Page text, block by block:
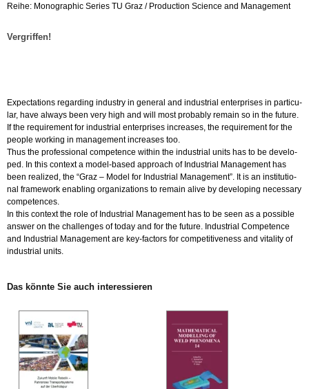
Reihe: Mo­no­gra­phic Se­ries TU Graz / Pro­duc­tion Sci­ence and Ma­nage­ment
Ver­grif­fen!
Ex­pec­ta­ti­ons re­gar­ding in­dus­try in ge­ne­ral and in­dus­tri­al en­t­er­pri­ses in par­ti­cu­
lar, have al­ways been very high and will most pro­bab­ly re­main so in the fu­ture.
If the re­qui­re­ment for in­dus­tri­al en­t­er­pri­ses in­crea­ses, the re­qui­re­ment for the
peop­le working in ma­nage­ment in­crea­ses too.
Thus the pro­fes­sio­nal com­pe­tence wi­t­hin the in­dus­tri­al units has to be de­ve­l­o­
ped. In this con­text a mo­del-ba­sed ap­proach of In­dus­tri­al Ma­nage­ment has
been rea­li­zed, the “Graz – Model for In­dus­tri­al Ma­nage­ment”. It is an in­sti­tu­tio­
nal frame­work en­ab­ling or­ga­niza­t­i­ons to re­main alive by de­ve­lo­ping ne­cessa­ry
com­pe­ten­ces.
In this con­text the role of In­dus­tri­al Ma­nage­ment has to be seen as a pos­si­ble
an­s­wer on the chal­len­ges of today and for the fu­ture. In­dus­tri­al Com­pe­tence
and In­dus­tri­al Ma­nage­ment are key-fac­tors for com­pe­ti­tiven­ess and vi­ta­li­ty of
in­dus­tri­al units.
Das könn­te Sie auch in­ter­es­sie­ren